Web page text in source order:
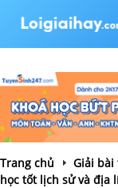
Trang chủ
Giải bài
học tốt lịch sử và địa